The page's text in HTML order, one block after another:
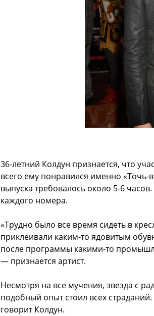
36-летний Колдун признается, что
всего ему понравился именно «Точь-
выпуска требовалось около 5-6
каждого номера.
«Трудно было все время сидеть в
приклеивали каким-то ядовитым
после программы какими-то
— признается артист.
Несмотря на все мучения, звезда с
подобный опыт стоил всех
говорит Колдун.